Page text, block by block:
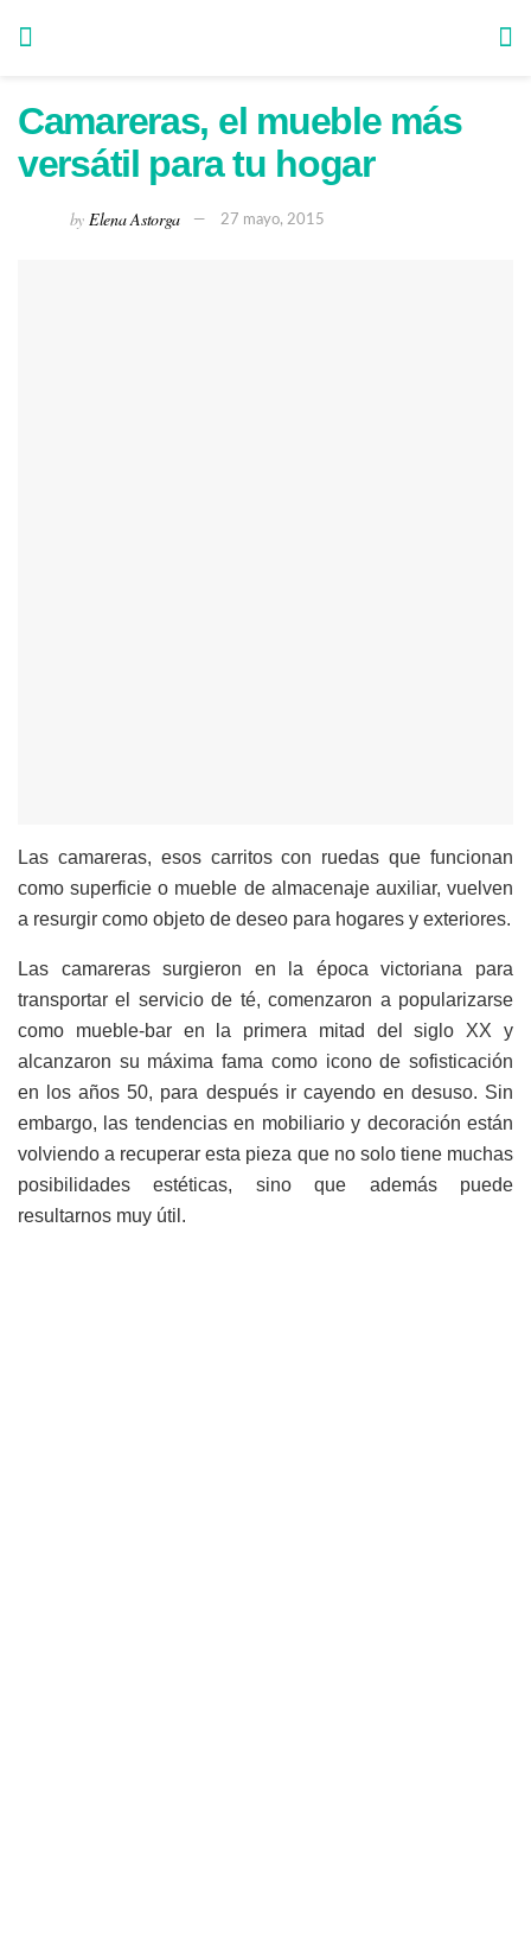
Camareras, el mueble más
versátil para tu hogar
by Elena Astorga 27 mayo, 2015
Las camareras, esos carritos con ruedas que funcionan
como superficie o mueble de almacenaje auxiliar, vuelven
a resurgir como objeto de deseo para hogares y exteriores.
Las camareras surgieron en la época victoriana para
transportar el servicio de té, comenzaron a popularizarse
como mueble-bar en la primera mitad del siglo XX y
alcanzaron su máxima fama como icono de sofisticación
en los años 50, para después ir cayendo en desuso. Sin
embargo, las tendencias en mobiliario y decoración están
volviendo a recuperar esta pieza que no solo tiene muchas
posibilidades estéticas, sino que además puede
resultarnos muy útil.